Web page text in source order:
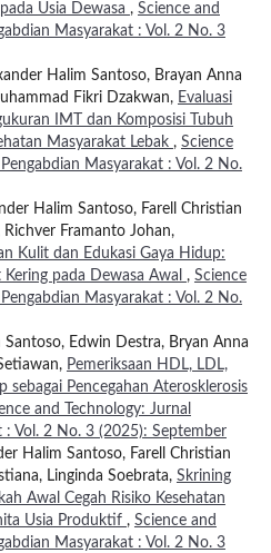
Usia Dewasa , Science and
Masyarakat : Vol. 2 No. 3
Halim Santoso, Brayan Anna
Fikri Dzakwan, Evaluasi
IMT dan Komposisi Tubuh
Masyarakat Lebak , Science
Masyarakat : Vol. 2 No.
Halim Santoso, Farell Christian
Framanto Johan,
Kulit dan Edukasi Gaya Hidup:
pada Dewasa Awal , Science
Masyarakat : Vol. 2 No.
Edwin Destra, Bryan Anna
Pemeriksaan HDL, LDL,
sebagai Pencegahan Aterosklerosis
and Technology: Jurnal
: Vol. 2 No. 3 (2025): September
Halim Santoso, Farell Christian
Linginda Soebrata, Skrining
Awal Cegah Risiko Kesehatan
Usia Produktif , Science and
Masyarakat : Vol. 2 No. 3